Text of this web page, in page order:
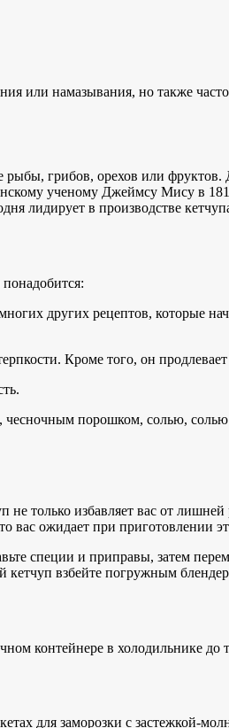
или намазывания, но также
грибов, орехов или фруктов.
ученому Джеймсу Мису в
лидирует в производстве
других рецептов, которые
Кроме того, он продлевает
порошком, солью,
только избавляет вас от
ожидает при приготовлении
специи и приправы, затем
кетчуп взбейте погружным
контейнере в холодильнике до
для заморозки с застежкой-